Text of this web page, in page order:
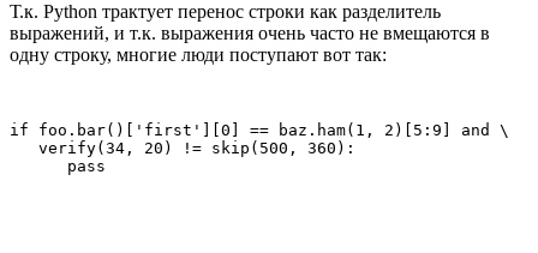
Т.к. Python трактует перенос строки как разделитель
выражений, и т.к. выражения очень часто не вмещаются в
одну строку, многие люди поступают вот так:
if foo.bar()['first'][0] == baz.ham(1, 2)[5:9] and \
   verify(34, 20) != skip(500, 360):